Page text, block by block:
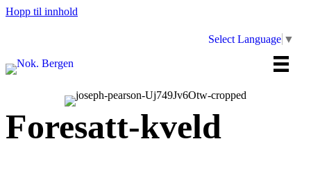
Hopp til innhold
Select Language ▼
Foresatt-kveld